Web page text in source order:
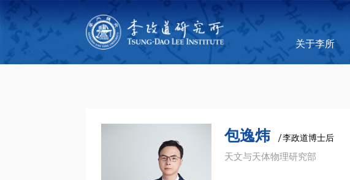
关于李所
包逸炜 / 李政道博士后
天文与天体物理研究部